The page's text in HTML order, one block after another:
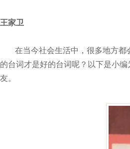
王家卫
在当今社会生活中，很多地方
的台词才是好的台词呢？以下是小
友。